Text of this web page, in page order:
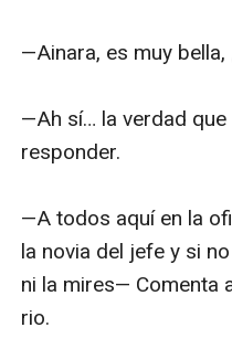
—Ainara, es muy bella,
—Ah sí… la verdad
responder.
—A todos aquí en la
la novia del jefe y si
ni la mires— Comenta
rio.